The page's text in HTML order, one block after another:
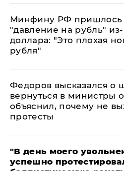
Минфину РФ пришлось
"давление на рубль" из-
доллара: "Это плохая
рубля"
Федоров высказался о
вернуться в министры
объяснил, почему не
протесты
​"В день моего
успешно